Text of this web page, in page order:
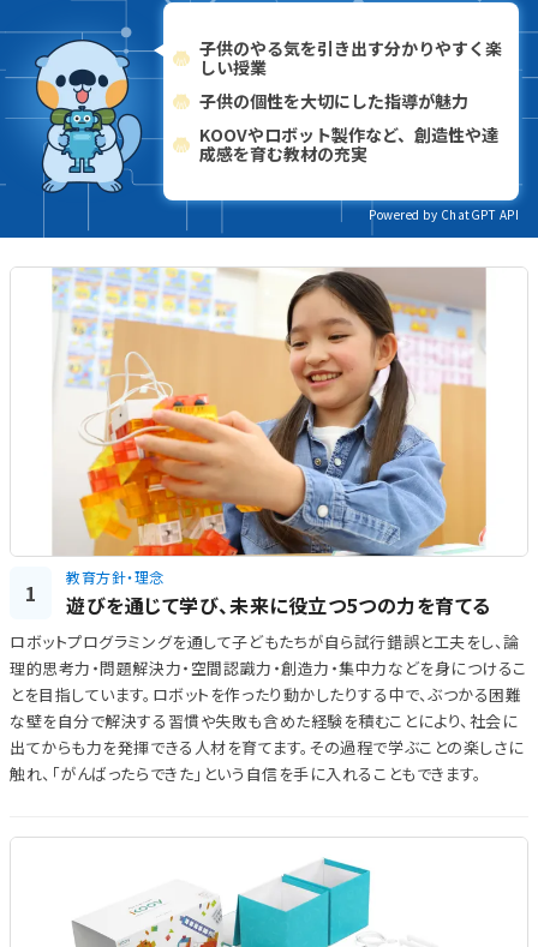
子供のやる気を引き出す分かりやすく楽
しい授業
子供の個性を大切にした指導が魅力
KOOVやロボット製作など、創造性や達
成感を育む教材の充実
Powered by ChatGPT API
1
教育方針・理念
遊びを通じて学び、未来に役立つ5つの力を育てる
ロボットプログラミングを通して子どもたちが自ら試行錯誤と工夫をし、論
理的思考力・問題解決力・空間認識力・創造力・集中力などを身につけるこ
とを目指しています。ロボットを作ったり動かしたりする中で、ぶつかる困難
な壁を自分で解決する習慣や失敗も含めた経験を積むことにより、社会に
出てからも力を発揮できる人材を育てます。その過程で学ぶことの楽しさに
触れ、「がんばったらできた」という自信を手に入れることもできます。